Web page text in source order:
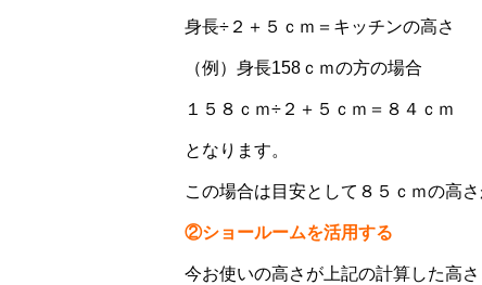
身長÷２＋５ｃｍ＝キッチンの高さ
（例）身長158ｃｍの方の場合
１５８ｃｍ÷２＋５ｃｍ＝８４ｃｍ
となります。
この場合は目安として８５ｃｍの高
②ショールームを活用する
今お使いの高さが上記の計算した高